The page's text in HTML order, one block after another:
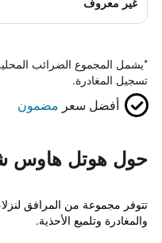
*يشمل المجموع الضرائب
تسجيل المغادرة.
أفضل سعر مضمون
حول هوتل هاوس
تتوفر مجموعة من المرافق
والمغادرة وتلميع الأحذية.